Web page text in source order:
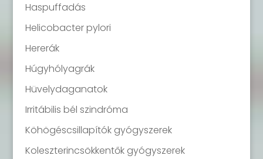
Haspuffadás
Helicobacter pylori
Hererák
Húgyhólyagrák
Hüvelydaganatok
Irritábilis bél szindróma
Köhögéscsillapítók gyógyszerek
Koleszterincsökkentők gyógyszerek